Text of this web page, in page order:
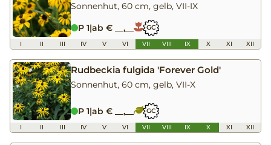
Sonnenhut, 60 cm, gelb, VII-IX
P 1|ab € __,__ GC
I II III IV V VI VII VIII IX X XI XII
Rudbeckia fulgida 'Forever Gold'
Sonnenhut, 60 cm, gelb, VII-X
P 1|ab € __,__ GC
I II III IV V VI VII VIII IX X XI XII